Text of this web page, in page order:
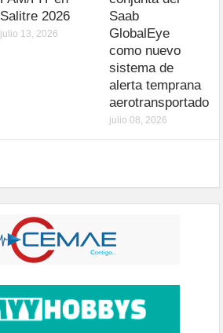
Salitre 2026
julio 13, 2026
Saab
GlobalEye
como nuevo
sistema de
alerta temprana
aerotransportado
julio 08, 2026